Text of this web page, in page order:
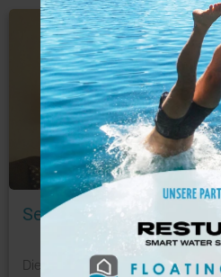
Seesicht Appartements
Die beste Auswahl in